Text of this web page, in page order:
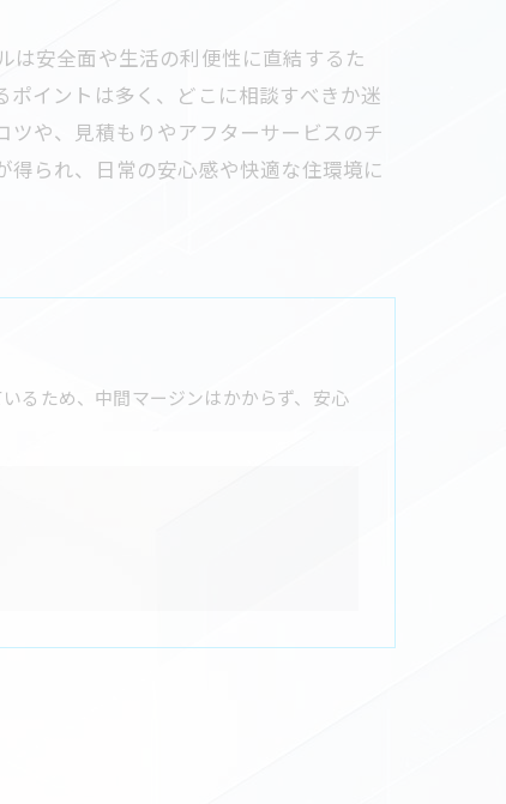
は安全面や生活の利便性に直結するた
イントは多く、どこに相談すべきか迷
や、見積もりやアフターサービスのチ
られ、日常の安心感や快適な住環境に
るため、中間マージンはかからず、安心